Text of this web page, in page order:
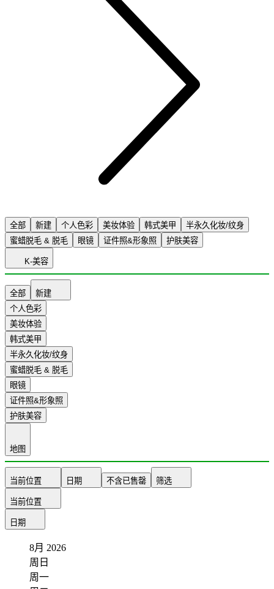
全部 新建 个人色彩 美妆体验 韩式美甲
半永久化妆/纹身
蜜蜡脱毛 & 脱毛
眼镜 证件照&形象照 护肤美容
K-美容
全部
新建
个人色彩
美妆体验
韩式美甲
半永久化妆/纹身
蜜蜡脱毛 & 脱毛
眼镜
证件照&形象照
护肤美容
地图
当前位置 日期 不含已售罄 筛选
当前位置
日期
8月 2026
周日
周一